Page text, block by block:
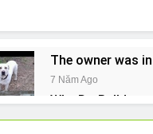
The owner was
7 Năm Ago
Why Do
7 Năm Ago